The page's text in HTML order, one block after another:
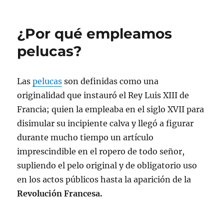
¿Por qué empleamos
pelucas?
Laspelucas son definidas como una
originalidad que instauró el Rey Luis XIII de
Francia; quien la empleaba en el siglo XVII para
disimular su incipiente calva y llegó a figurar
durante mucho tiempo un artículo
imprescindible en el ropero de todo señor,
supliendo el pelo original y de obligatorio uso
en los actos públicos hasta la aparición de la
Revolución Francesa.